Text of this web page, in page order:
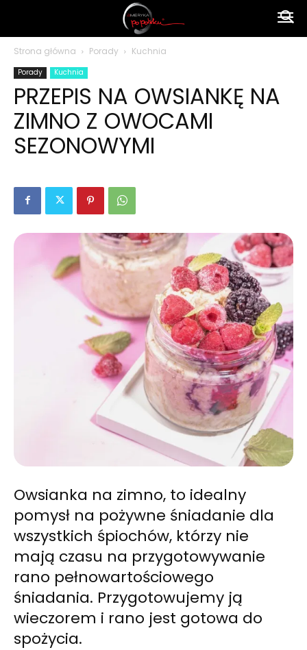
polsku
Strona główna Porady Kuchnia
Porady Kuchnia
PRZEPIS NA OWSIANKĘ NA
ZIMNO Z OWOCAMI
SEZONOWYMI
Owsianka na zimno, to idealny
pomysł na pożywne śniadanie dla
wszystkich śpiochów, którzy nie
mają czasu na przygotowywanie
rano pełnowartościowego
śniadania. Przygotowujemy ją
wieczorem i rano jest gotowa do
spożycia.